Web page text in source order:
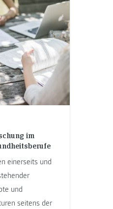
im
einerseits und
und
seitens der